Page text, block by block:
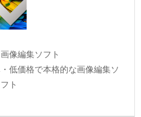
画像編集ソフト
・低価格で本格的な画像編集ソ
フト